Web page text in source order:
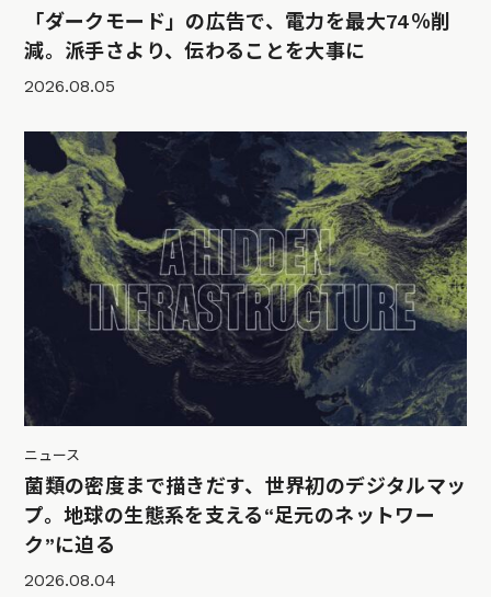
「ダークモード」の広告で、電力を最大74％削
減。派手さより、伝わることを大事に
2026.08.05
ニュース
菌類の密度まで描きだす、世界初のデジタルマッ
プ。地球の生態系を支える“足元のネットワー
ク”に迫る
2026.08.04